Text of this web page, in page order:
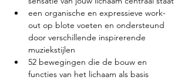
een organische en expressieve work-
out op blote voeten en ondersteund
door verschillende inspirerende
muziekstijlen
52 bewegingen die de bouw en
functies van het lichaam als basis